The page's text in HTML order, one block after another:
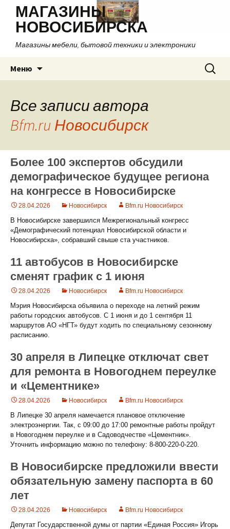
МАГАЗИНЫ
НОВОСИБИРСКА
Магазины мебели, бытовой техники и электроники
Меню
содержимому
Найти:
Все записи автора
Bfm.ru Новосибирск
Более 100 экспертов обсудили
демографическое будущее региона
на конгрессе в Новосибирске
28.04.2026 Новосибирск Bfm.ru Новосибирск
В Новосибирске завершился Межрегиональный конгресс
«Демографический потенциал Новосибирской области и
Новосибирска», собравший свыше ста участников.
11 автобусов в Новосибирске
сменят график с 1 июня
28.04.2026 Новосибирск Bfm.ru Новосибирск
Мэрия Новосибирска объявила о переходе на летний режим
работы городских автобусов. С 1 июня и до 1 сентября 11
маршрутов АО «НГТ» будут ходить по специальному сезонному
расписанию.
30 апреля в Липецке отключат свет
для ремонта в Новогоднем переулке
и «Цементнике»
28.04.2026 Новосибирск Bfm.ru Новосибирск
В Липецке 30 апреля намечается плановое отключение
электроэнергии. Так, с 09:00 до 17:00 ремонтные работы пройдут
в Новогоднем переулке и в Садоводчестве «Цементник».
Уточнить информацию можно по телефону: 8-800-220-0-220.
В Новосибирске предложили ввести
обязательную замену паспорта в 60
лет
28.04.2026 Новосибирск Bfm.ru Новосибирск
Депутат Государственной думы от партии «Единая Россия» Игорь